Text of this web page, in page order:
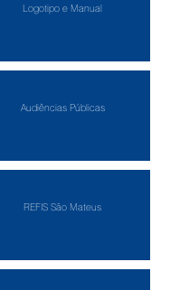
Logotipo e Manual
Audiências Públicas
REFIS São Mateus